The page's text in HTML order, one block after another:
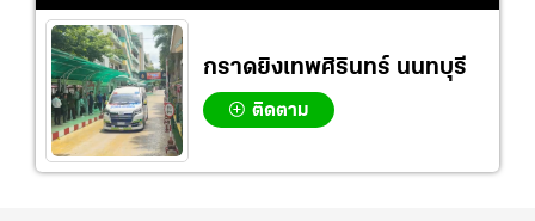
กราดยิงเทพศิรินทร์ นนทบุรี
ติดตาม